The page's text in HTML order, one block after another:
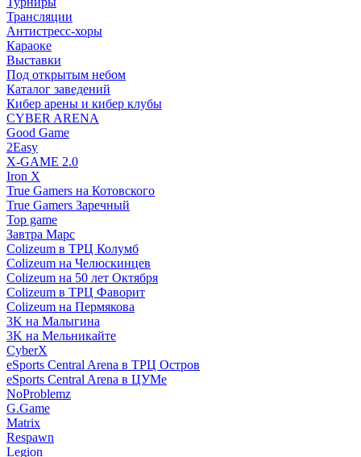
Трансляции
Антистресс-хоры
Караоке
Выставки
Под открытым небом
Каталог заведений
Кибер арены и кибер клубы
CYBER ARENA
Good Game
2Easy
X-GAME 2.0
Iron X
True Gamers на Котовского
True Gamers Заречный
Top game
Завтра Марс
Colizeum в ТРЦ Колумб
Colizeum на Челюскинцев
Colizeum на 50 лет Октября
Colizeum в ТРЦ Фаворит
Colizeum на Пермякова
3K на Малыгина
3K на Мельникайте
CyberX
eSports Central Arena в ТРЦ Остров
eSports Central Arena в ЦУМе
NoProblemz
G.Game
Matrix
Respawn
Legion